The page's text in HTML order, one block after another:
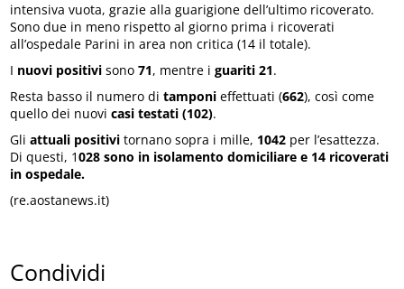
intensiva vuota, grazie alla guarigione dell’ultimo ricoverato.
Sono due in meno rispetto al giorno prima i ricoverati
all’ospedale Parini in area non critica (14 il totale).
I nuovi positivi sono71, mentre iguariti 21.
Resta basso il numero di tamponi effettuati (662), così come
quello dei nuovicasi testati (102).
Gliattuali positivi tornano sopra i mille, 1042 per l’esattezza.
Di questi, 1028 sono in isolamento domiciliare e 14 ricoverati
in ospedale.
(re.aostanews.it)
Condividi